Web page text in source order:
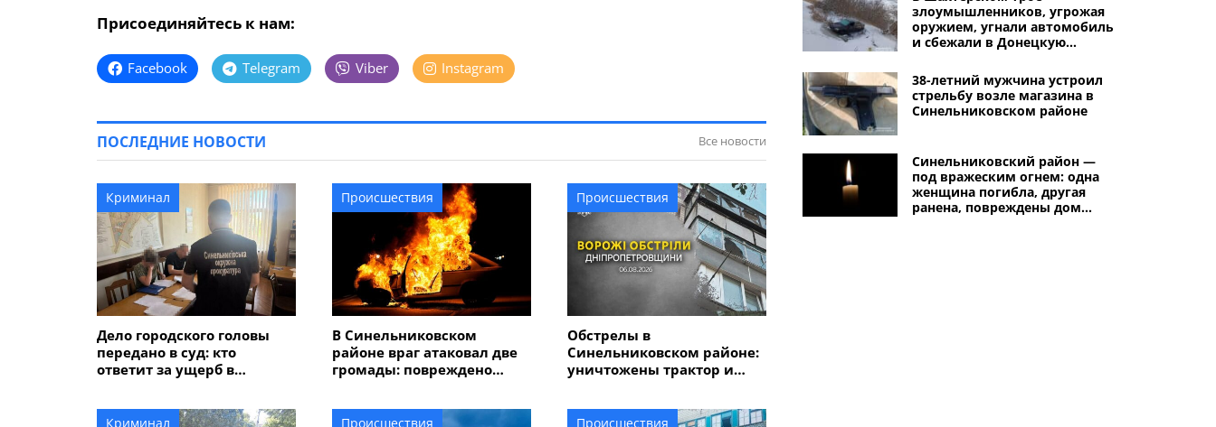
Присоединяйтесь к нам:
Facebook Telegram Viber Instagram
ПОСЛЕДНИЕ НОВОСТИ Все новости
Криминал
Дело городского головы
передано в суд: кто
ответит за ущерб в
Происшествия
В Синельниковском
районе враг атаковал две
громады: повреждено
Происшествия
Обстрелы в
Синельниковском районе:
уничтожены трактор и
около 10 домов
Криминал Происшествия Происшествия
злоумышленников, угрожая
оружием, угнали автомобиль
и сбежали в Донецкую
38-летний мужчина устроил
стрельбу возле магазина в
Синельниковском районе
Синельниковский район —
под вражеским огнем: одна
женщина погибла, другая
ранена, повреждены дом